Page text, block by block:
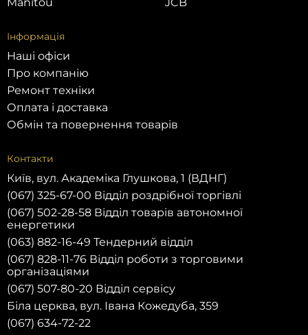
Manitou
JCB
Інформація
Наші офіси
Про компанію
Ремонт техніки
Оплата і доставка
Обмін та повернення товарів
Контакти
Київ, вул. Академіка Глушкова, 1 (ВДНГ)
(067) 325-67-00 Відділ роздрібної торгівлі
(067) 502-28-58 Відділ товарів автономної
енергетики
(063) 882-16-49 Тендерний відділ
(067) 828-11-76 Відділ роботи з торговими
організаціями
(067) 507-80-20 Відділ сервісу
Біла церква, вул. Івана Кожедуба, 359
(067) 634-72-22